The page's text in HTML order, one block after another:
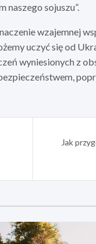
naszego sojuszu”.
wzajemnej
uczyć się od
wyniesionych z
Jak